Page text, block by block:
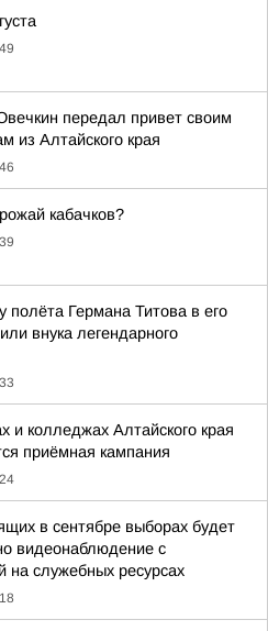
передал привет своим
из Алтайского края
кабачков?
полёта Германа Титова в его
внука легендарного
и колледжах Алтайского края
приёмная кампания
в сентябре выборах будет
видеонаблюдение с
на служебных ресурсах